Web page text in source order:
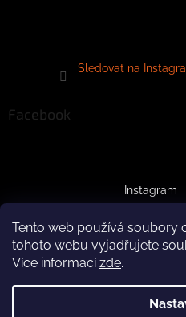
Tento web používá soubory
tohoto webu vyjadřujete
Více informacízde.
Sledovat na
Facebook
Instagram